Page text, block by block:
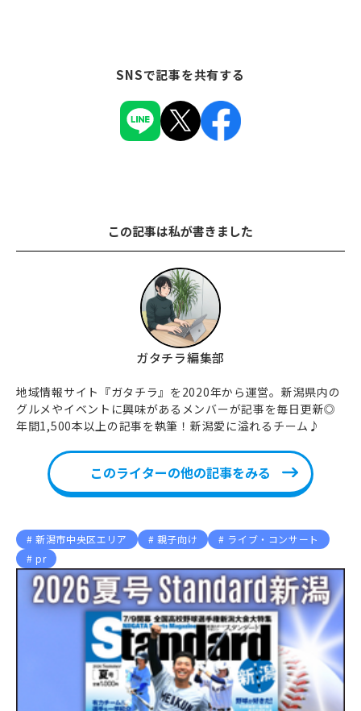
SNSで記事を共有する
この記事は私が書きました
ガタチラ編集部
地域情報サイト『ガタチラ』を2020年から運営。新潟県内の
グルメやイベントに興味があるメンバーが記事を毎日更新◎
年間1,500本以上の記事を執筆！新潟愛に溢れるチーム♪
このライターの他の記事をみる
新潟市中央区エリア 親子向け
ライブ・コンサート
pr